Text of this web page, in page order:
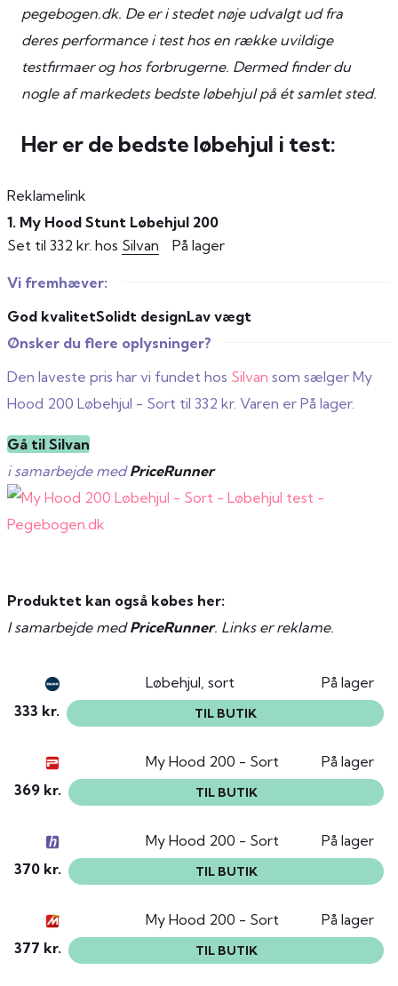
pegebogen.dk. De er i stedet nøje udvalgt ud fra
deres performance i test hos en række uvildige
testfirmaer og hos forbrugerne. Dermed finder du
nogle af markedets bedste løbehjul på ét samlet sted.
Her er de bedste løbehjul i test:
Reklamelink
1. My Hood Stunt Løbehjul 200
Set til 332 kr. hos Silvan På lager
Vi fremhæver:
God kvalitetSolidt designLav vægt
Ønsker du flere oplysninger?
Den laveste pris har vi fundet hos Silvan som sælger My
Hood 200 Løbehjul - Sort til 332 kr. Varen er På lager.
Gå til Silvan
i samarbejde medPriceRunner
Produktet kan også købes her:
I samarbejde medPriceRunner. Links er reklame.
Løbehjul, sort
På lager
333 kr.
TIL BUTIK
My Hood 200 - Sort
På lager
369 kr.
TIL BUTIK
My Hood 200 - Sort
På lager
370 kr.
TIL BUTIK
My Hood 200 - Sort
På lager
377 kr.
TIL BUTIK